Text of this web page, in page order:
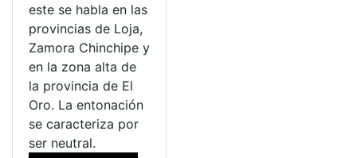
este se habla en las
provincias de Loja,
Zamora Chinchipe y
en la zona alta de
la provincia de El
Oro. La entonación
se caracteriza por
ser neutral.